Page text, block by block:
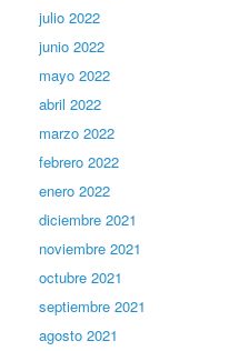
julio 2022
junio 2022
mayo 2022
abril 2022
marzo 2022
febrero 2022
enero 2022
diciembre 2021
noviembre 2021
octubre 2021
septiembre 2021
agosto 2021